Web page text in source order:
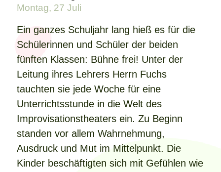
Montag, 27 Juli
Ein ganzes Schuljahr lang hieß es für die
Schülerinnen und Schüler der beiden
fünften Klassen: Bühne frei! Unter der
Leitung ihres Lehrers Herrn Fuchs
tauchten sie jede Woche für eine
Unterrichtsstunde in die Welt des
Improvisationstheaters ein. Zu Beginn
standen vor allem Wahrnehmung,
Ausdruck und Mut im Mittelpunkt. Die
Kinder beschäftigten sich mit Gefühlen wie